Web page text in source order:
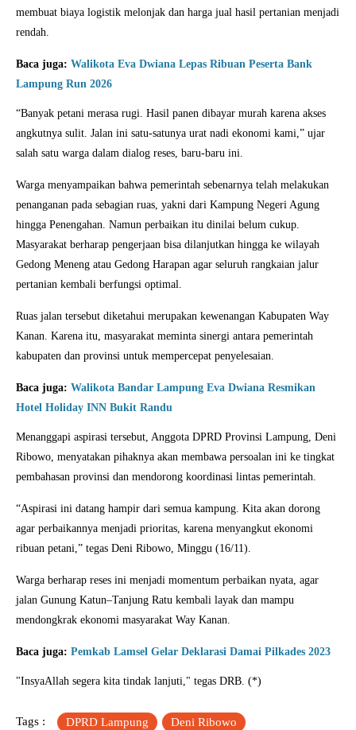
membuat biaya logistik melonjak dan harga jual hasil pertanian menjadi
rendah.
Baca juga: Walikota Eva Dwiana Lepas Ribuan Peserta Bank
Lampung Run 2026
“Banyak petani merasa rugi. Hasil panen dibayar murah karena akses
angkutnya sulit. Jalan ini satu-satunya urat nadi ekonomi kami,” ujar
salah satu warga dalam dialog reses, baru-baru ini.
Warga menyampaikan bahwa pemerintah sebenarnya telah melakukan
penanganan pada sebagian ruas, yakni dari Kampung Negeri Agung
hingga Penengahan. Namun perbaikan itu dinilai belum cukup.
Masyarakat berharap pengerjaan bisa dilanjutkan hingga ke wilayah
Gedong Meneng atau Gedong Harapan agar seluruh rangkaian jalur
pertanian kembali berfungsi optimal.
Ruas jalan tersebut diketahui merupakan kewenangan Kabupaten Way
Kanan. Karena itu, masyarakat meminta sinergi antara pemerintah
kabupaten dan provinsi untuk mempercepat penyelesaian.
Baca juga: Walikota Bandar Lampung Eva Dwiana Resmikan
Hotel Holiday INN Bukit Randu
Menanggapi aspirasi tersebut, Anggota DPRD Provinsi Lampung, Deni
Ribowo, menyatakan pihaknya akan membawa persoalan ini ke tingkat
pembahasan provinsi dan mendorong koordinasi lintas pemerintah.
“Aspirasi ini datang hampir dari semua kampung. Kita akan dorong
agar perbaikannya menjadi prioritas, karena menyangkut ekonomi
ribuan petani,” tegas Deni Ribowo, Minggu (16/11).
Warga berharap reses ini menjadi momentum perbaikan nyata, agar
jalan Gunung Katun–Tanjung Ratu kembali layak dan mampu
mendongkrak ekonomi masyarakat Way Kanan.
Baca juga: Pemkab Lamsel Gelar Deklarasi Damai Pilkades 2023
"InsyaAllah segera kita tindak lanjuti," tegas DRB. (*)
Tags : DPRD Lampung Deni Ribowo